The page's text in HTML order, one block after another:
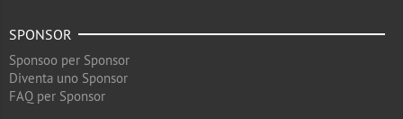
SPONSOR
Sponsoo per Sponsor
Diventa uno Sponsor
FAQ per Sponsor